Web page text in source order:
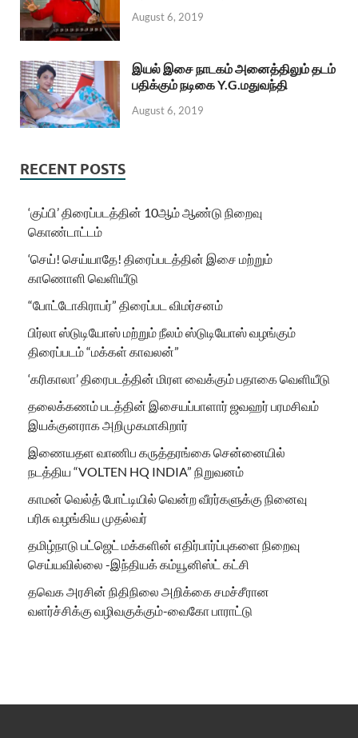
August 6, 2019
இயல் இசை நாடகம் அனைத்திலும் தடம்
பதிக்கும் நடிகை Y.G.மதுவந்தி
August 6, 2019
RECENT POSTS
‘குப்பி’ திரைப்படத்தின் 10ஆம் ஆண்டு நிறைவு
கொண்டாட்டம்
‘செய்! செய்யாதே! திரைப்படத்தின் இசை மற்றும்
காணொளி வெளியீடு
“போட்டோகிராபர்” திரைப்பட விமர்சனம்
பிர்லா ஸ்டுடியோஸ் மற்றும் நீலம் ஸ்டுடியோஸ் வழங்கும்
திரைப்படம் “மக்கள் காவலன்”
‘கரிகாலா’ திரைபடத்தின் மிரள வைக்கும் பதாகை வெளியீடு
தலைக்கணம் படத்தின் இசையப்பாளார் ஜவஹர் பரமசிவம்
இயக்குனராக அறிமுகமாகிறார்
இணையதள வாணிப கருத்தரங்கை சென்னையில்
நடத்திய “VOLTEN HQ INDIA” நிறுவனம்
காமன் வெல்த் போட்டியில் வென்ற வீரர்களுக்கு நினைவு
பரிசு வழங்கிய முதல்வர்
தமிழ்நாடு பட்ஜெட் மக்களின் எதிர்பார்ப்புகளை நிறைவு
செய்யவில்லை -இந்தியக் கம்யூனிஸ்ட் கட்சி
தவெக அரசின் நிதிநிலை அறிக்கை சமச்சீரான
வளர்ச்சிக்கு வழிவகுக்கும்-வைகோ பாராட்டு